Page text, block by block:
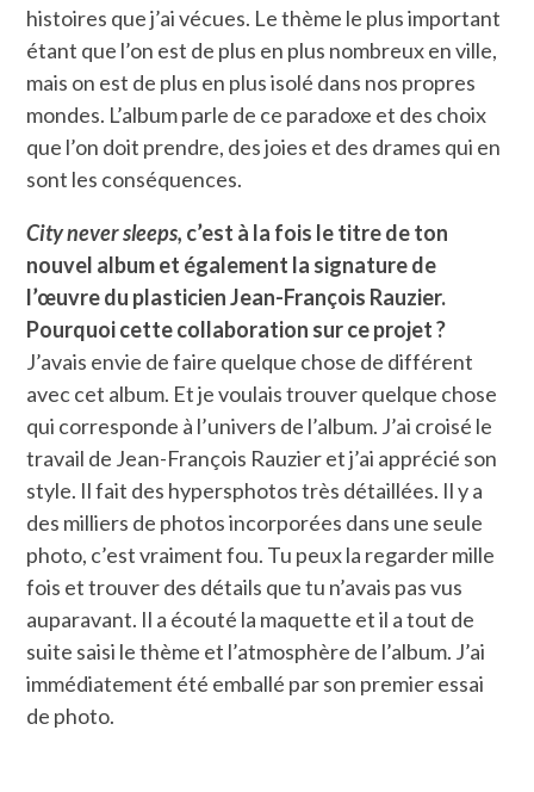
histoires que j’ai vécues. Le thème le plus important
étant que l’on est de plus en plus nombreux en ville,
mais on est de plus en plus isolé dans nos propres
mondes. L’album parle de ce paradoxe et des choix
que l’on doit prendre, des joies et des drames qui en
sont les conséquences.
City never sleeps, c’est à la fois le titre de ton
nouvel album et également la signature de
l’œuvre du plasticien Jean-François Rauzier.
Pourquoi cette collaboration sur ce projet ?
J’avais envie de faire quelque chose de différent
avec cet album. Et je voulais trouver quelque chose
qui corresponde à l’univers de l’album. J’ai croisé le
travail de Jean-François Rauzier et j’ai apprécié son
style. Il fait des hypersphotos très détaillées. Il y a
des milliers de photos incorporées dans une seule
photo, c’est vraiment fou. Tu peux la regarder mille
fois et trouver des détails que tu n’avais pas vus
auparavant. Il a écouté la maquette et il a tout de
suite saisi le thème et l’atmosphère de l’album. J’ai
immédiatement été emballé par son premier essai
de photo.